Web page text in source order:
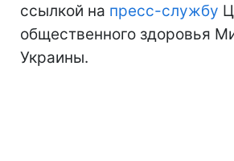
ссылкой на пресс-службу
общественного здоровья
Украины.